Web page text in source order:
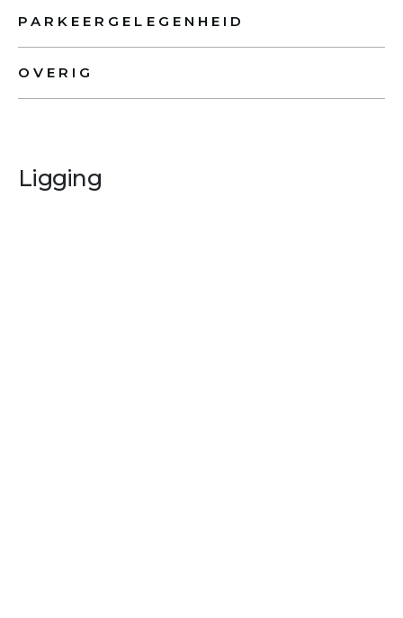
PARKEERGELEGENHEID
OVERIG
Ligging